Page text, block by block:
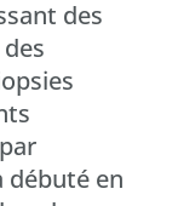
des
débuté en